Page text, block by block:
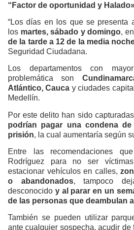
“Factor de oportunidad y
“Los días en los que se presenta
los martes, sábado y domingo,
de la tarde a 12 de la media
Seguridad Ciudadana.
Los departamentos con
problemática son
Atlántico, Cauca y ciudades
Medellín.
Por este delito han sido capturadas
podrían pagar una condena
prisión, la cual aumentaría según
Entre las recomendaciones
Rodríguez para no ser
estacionar vehículos en calles,
o abandonados, tampoco
desconocido y al parar en un
de las personas que deambulan
También se pueden utilizar
ante cualquier sospecha, acudir de